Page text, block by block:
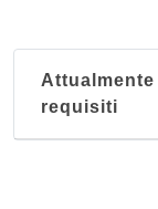
Capri
requisiti